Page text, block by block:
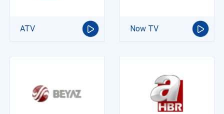
ATV Now TV